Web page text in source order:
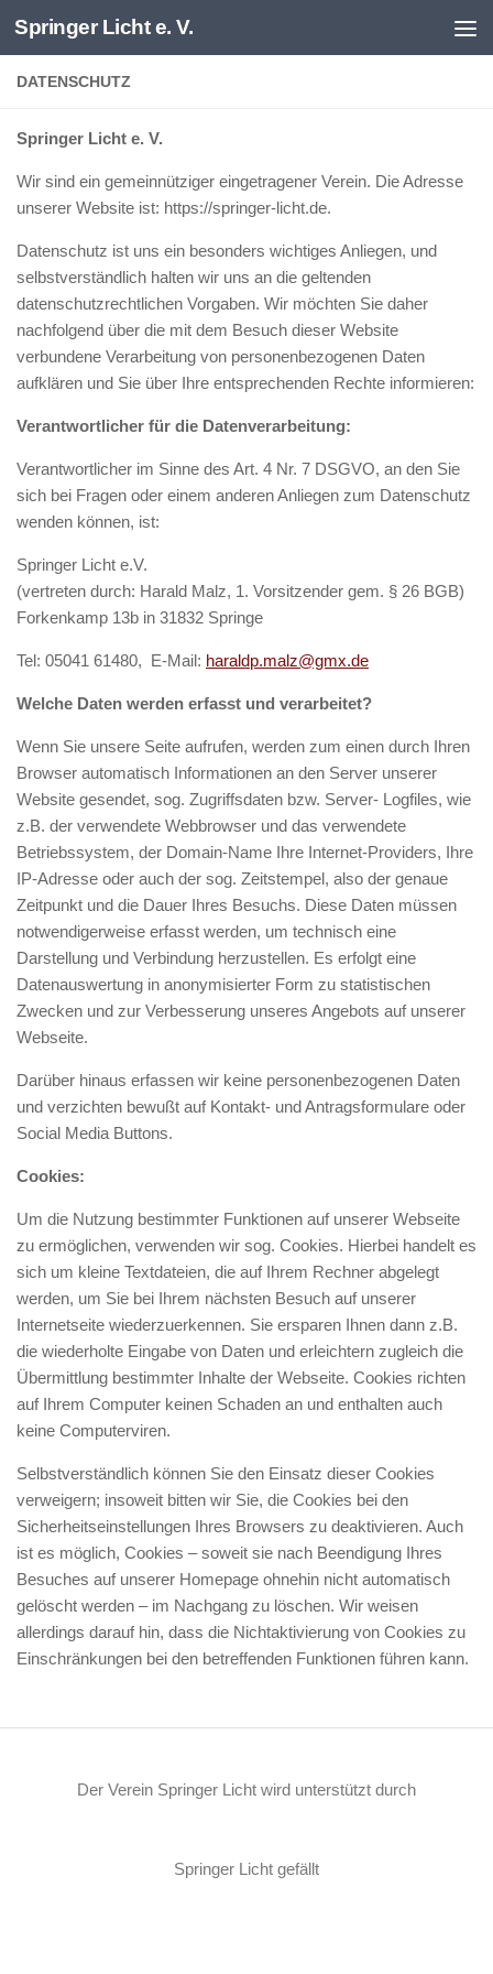
Zum Inhalt springen
Springer Licht e. V.
DATENSCHUTZ
Springer Licht e. V.
Wir sind ein gemeinnütziger eingetragener Verein. Die Adresse
unserer Website ist: https://springer-licht.de.
Datenschutz ist uns ein besonders wichtiges Anliegen, und
selbstverständlich halten wir uns an die geltenden
datenschutzrechtlichen Vorgaben. Wir möchten Sie daher
nachfolgend über die mit dem Besuch dieser Website
verbundene Verarbeitung von personenbezogenen Daten
aufklären und Sie über Ihre entsprechenden Rechte informieren:
Verantwortlicher für die Datenverarbeitung:
Verantwortlicher im Sinne des Art. 4 Nr. 7 DSGVO, an den Sie
sich bei Fragen oder einem anderen Anliegen zum Datenschutz
wenden können, ist:
Springer Licht e.V.
(vertreten durch: Harald Malz, 1. Vorsitzender gem. § 26 BGB)
Forkenkamp 13b in 31832 Springe
Tel: 05041 61480, E-Mail: haraldp.malz@gmx.de
Welche Daten werden erfasst und verarbeitet?
Wenn Sie unsere Seite aufrufen, werden zum einen durch Ihren
Browser automatisch Informationen an den Server unserer
Website gesendet, sog. Zugriffsdaten bzw. Server- Logfiles, wie
z.B. der verwendete Webbrowser und das verwendete
Betriebssystem, der Domain-Name Ihre Internet-Providers, Ihre
IP-Adresse oder auch der sog. Zeitstempel, also der genaue
Zeitpunkt und die Dauer Ihres Besuchs. Diese Daten müssen
notwendigerweise erfasst werden, um technisch eine
Darstellung und Verbindung herzustellen. Es erfolgt eine
Datenauswertung in anonymisierter Form zu statistischen
Zwecken und zur Verbesserung unseres Angebots auf unserer
Webseite.
Darüber hinaus erfassen wir keine personenbezogenen Daten
und verzichten bewußt auf Kontakt- und Antragsformulare oder
Social Media Buttons.
Cookies:
Um die Nutzung bestimmter Funktionen auf unserer Webseite
zu ermöglichen, verwenden wir sog. Cookies. Hierbei handelt es
sich um kleine Textdateien, die auf Ihrem Rechner abgelegt
werden, um Sie bei Ihrem nächsten Besuch auf unserer
Internetseite wiederzuerkennen. Sie ersparen Ihnen dann z.B.
die wiederholte Eingabe von Daten und erleichtern zugleich die
Übermittlung bestimmter Inhalte der Webseite. Cookies richten
auf Ihrem Computer keinen Schaden an und enthalten auch
keine Computerviren.
Selbstverständlich können Sie den Einsatz dieser Cookies
verweigern; insoweit bitten wir Sie, die Cookies bei den
Sicherheitseinstellungen Ihres Browsers zu deaktivieren. Auch
ist es möglich, Cookies – soweit sie nach Beendigung Ihres
Besuches auf unserer Homepage ohnehin nicht automatisch
gelöscht werden – im Nachgang zu löschen. Wir weisen
allerdings darauf hin, dass die Nichtaktivierung von Cookies zu
Einschränkungen bei den betreffenden Funktionen führen kann.
Der Verein Springer Licht wird unterstützt durch
Springer Licht gefällt